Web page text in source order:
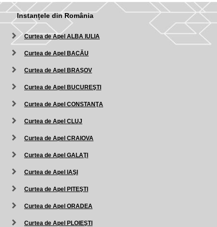
Instanțele din România
Curtea de Apel ALBA IULIA
Curtea de Apel BACĂU
Curtea de Apel BRAŞOV
Curtea de Apel BUCUREŞTI
Curtea de Apel CONSTANŢA
Curtea de Apel CLUJ
Curtea de Apel CRAIOVA
Curtea de Apel GALAŢI
Curtea de Apel IAŞI
Curtea de Apel PITEŞTI
Curtea de Apel ORADEA
Curtea de Apel PLOIEŞTI